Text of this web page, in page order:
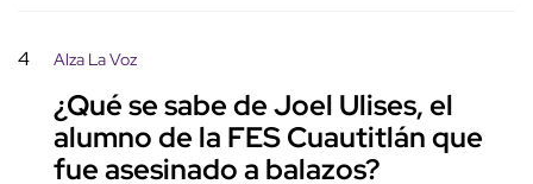
4 Alza La Voz
¿Qué se sabe de Joel Ulises, el
alumno de la FES Cuautitlán que
fue asesinado a balazos?